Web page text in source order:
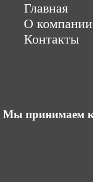
Главная
О компании
Контакты
Мы принимаем к
ItCompany